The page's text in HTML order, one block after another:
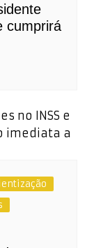
cumprirá